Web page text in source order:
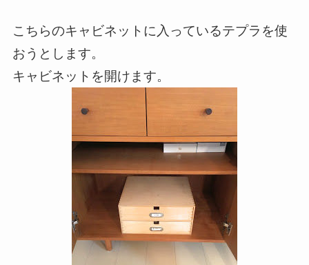
こちらのキャビネットに入っているテプラを使
おうとします。
キャビネットを開けます。